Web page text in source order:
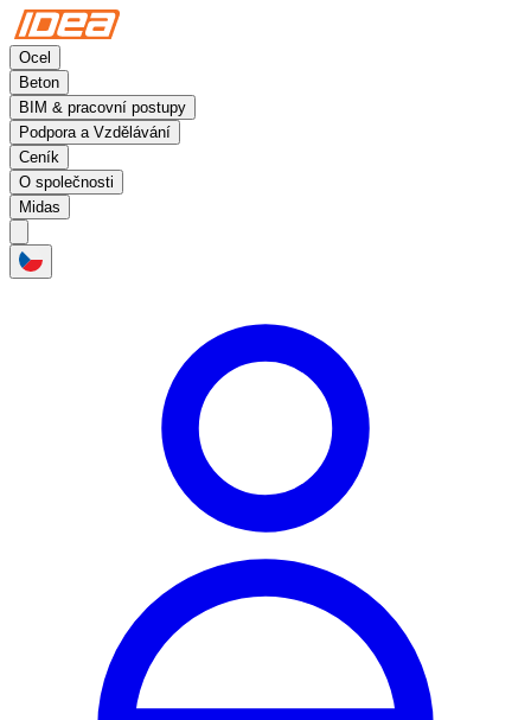
Ocel
Beton
BIM & pracovní postupy
Podpora a Vzdělávání
Ceník
O společnosti
Midas